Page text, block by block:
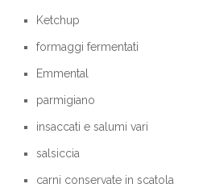
Ketchup
formaggi fermentati
Emmental
parmigiano
insaccati e salumi vari
salsiccia
carni conservate in scatola